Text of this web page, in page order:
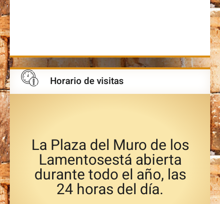
Horario de visitas
La Plaza del Muro de los
Lamentosestá abierta
durante todo el año, las
24 horas del día.